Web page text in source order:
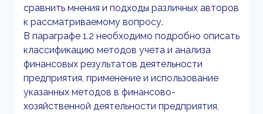
сравнить мнения и подходы различных авторов
к рассматриваемому вопросу.
В параграфе 1.2 необходимо подробно описать
классификацию методов учета и анализа
финансовых результатов деятельности
предприятия, применение и использование
указанных методов в финансово-
хозяйственной деятельности предприятия,